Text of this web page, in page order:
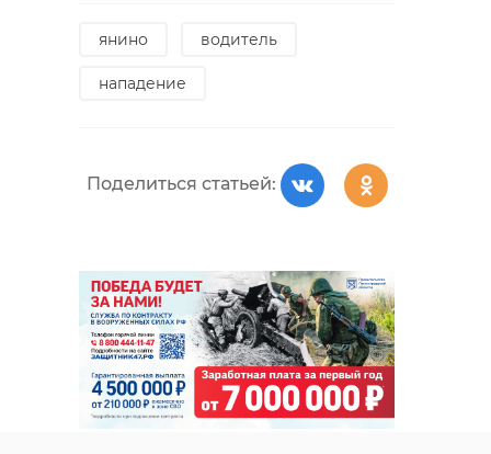
янино водитель
нападение
Поделиться статьей: